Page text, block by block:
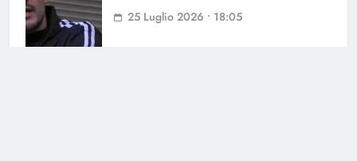
25 Luglio 2026 • 18:05